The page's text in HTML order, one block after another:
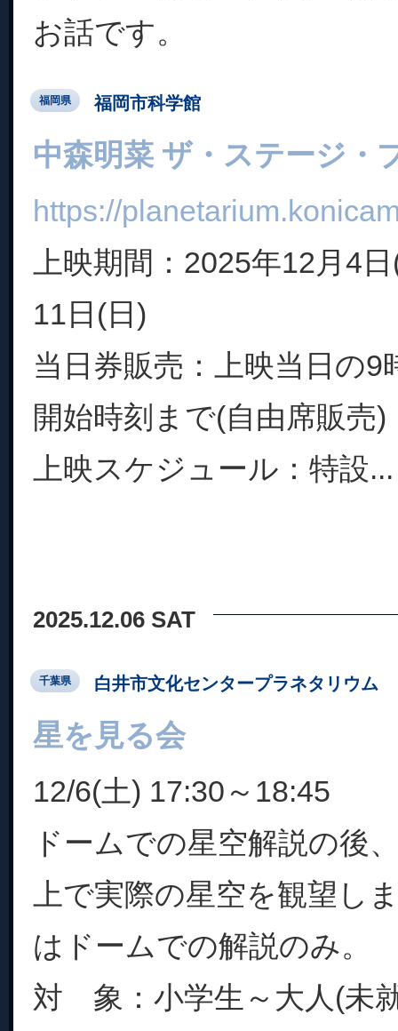
お話です。
福岡県 福岡市科学館
中森明菜 ザ・ステージ・
https://
上映期間：2025年12月4
11日(日)
当日券販売：上映当日の9
開始時刻まで(自由席販売)
上映スケジュール：特設...
2025.12.06 SAT
千葉県 白井市文化センタープラネタリウム
星を見る会
12/6(土) 17:30～18:45
ドームでの星空解説の後
上で実際の星空を観望し
はドームでの解説のみ。
対 象：小学生～大人(未